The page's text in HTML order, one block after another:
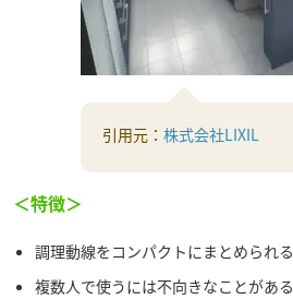
引用元： 株式会社LIXIL
＜特徴＞
調理動線をコンパクトにまとめられる
複数人で使うには不向きなことがある